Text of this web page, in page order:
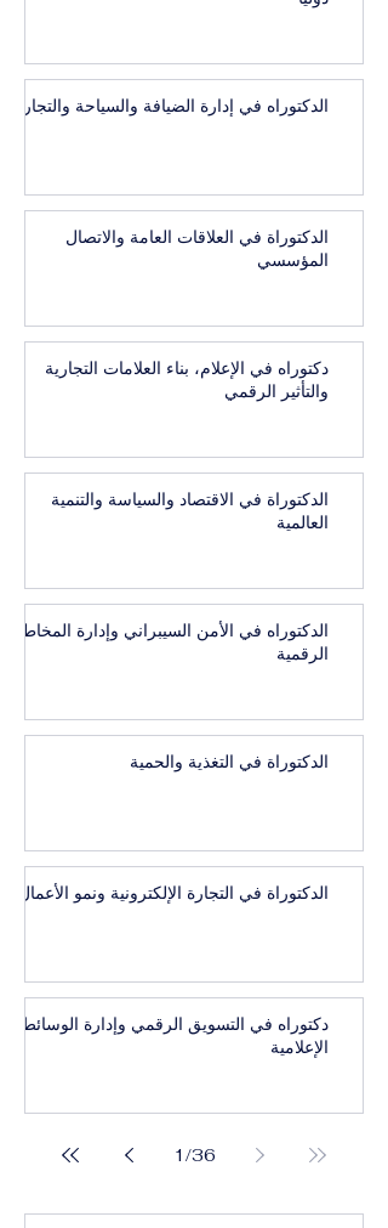
الدكتوراه في إدارة الضيافة والسياحة والتجارب
الدكتوراة في العلاقات العامة والاتصال
المؤسسي
دكتوراه في الإعلام، بناء العلامات التجارية
والتأثير الرقمي
الدكتوراة في الاقتصاد والسياسة والتنمية
العالمية
الدكتوراه في الأمن السيبراني وإدارة المخاطر
الرقمية
الدكتوراة في التغذية والحمية
الدكتوراة في التجارة الإلكترونية ونمو الأعمال
دكتوراه في التسويق الرقمي وإدارة الوسائط
الإعلامية
1 /36